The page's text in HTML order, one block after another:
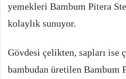
yemekleri Bambum Pitera
kolaylık sunuyor.
Gövdesi çelikten, sapları ise
bambudan üretilen Bambum